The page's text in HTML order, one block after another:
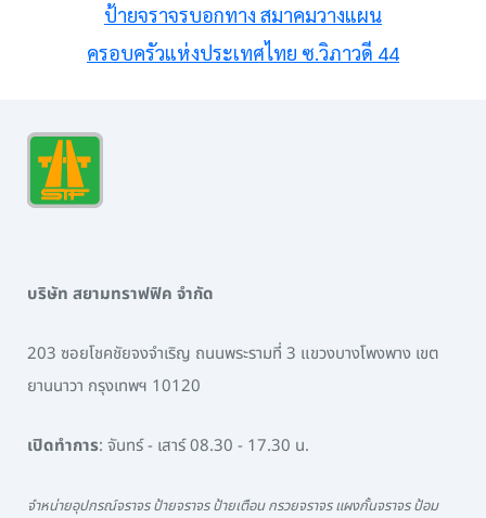
ป้ายจราจรบอกทาง สมาคมวางแผน
ครอบครัวแห่งประเทศไทย ซ.วิภาวดี 44
บริษัท สยามทราฟฟิค จำกัด
203 ซอยโชคชัยจงจำเริญ ถนนพระรามที่ 3 แขวงบางโพงพาง เขต
ยานนาวา กรุงเทพฯ 10120
เปิดทำการ: จันทร์ - เสาร์ 08.30 - 17.30 น.
จำหน่ายอุปกรณ์จราจร ป้ายจราจร ป้ายเตือน กรวยจราจร แผงกั้นจราจร ป้อม